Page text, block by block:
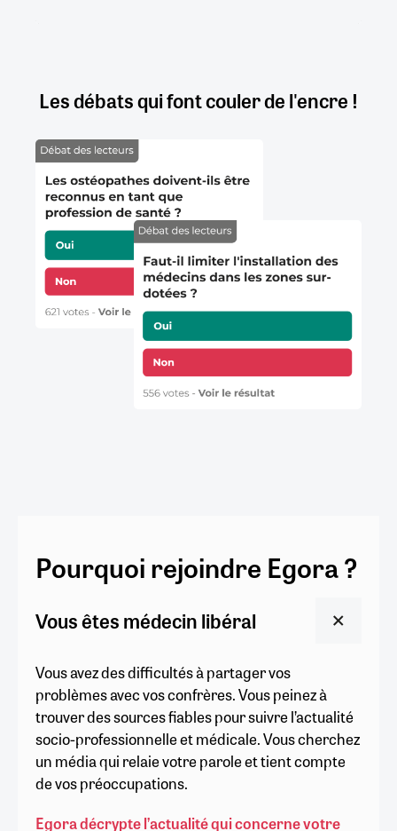
Les débats qui font couler de l'encre !
Pourquoi rejoindre Egora ?
Vous êtes médecin libéral
Vous avez des difficultés à partager vos
problèmes avec vos confrères. Vous peinez à
trouver des sources fiables pour suivre l’actualité
socio-professionnelle et médicale. Vous cherchez
un média qui relaie votre parole et tient compte
de vos préoccupations.
Egora décrypte l’actualité qui concerne votre